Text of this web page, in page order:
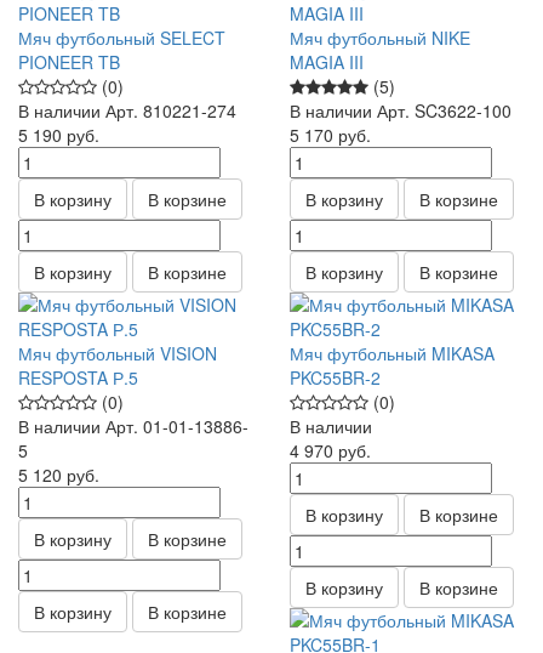
Мяч футбольный SELECT
PIONEER TB
(0)
В наличии Арт. 810221-274
5 190 руб.
В корзину В корзине
В корзину В корзине
Мяч футбольный NIKE
MAGIA III
(5)
В наличии Арт. SC3622-100
5 170 руб.
В корзину В корзине
В корзину В корзине
Мяч футбольный VISION
RESPOSTA Р.5
(0)
В наличии Арт. 01-01-13886-
5
5 120 руб.
В корзину В корзине
В корзину В корзине
Мяч футбольный MIKASA
PKC55BR-2
(0)
В наличии
4 970 руб.
В корзину В корзине
В корзину В корзине